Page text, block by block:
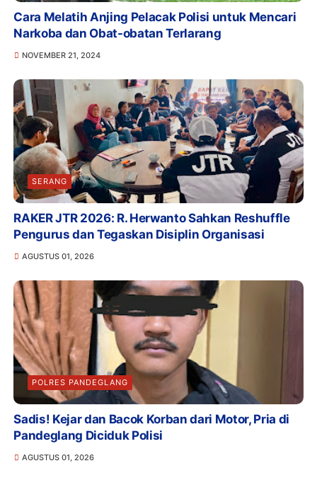
Cara Melatih Anjing Pelacak Polisi untuk Mencari
Narkoba dan Obat-obatan Terlarang
NOVEMBER 21, 2024
SERANG
RAKER JTR 2026: R. Herwanto Sahkan Reshuffle
Pengurus dan Tegaskan Disiplin Organisasi
AGUSTUS 01, 2026
POLRES PANDEGLANG
Sadis! Kejar dan Bacok Korban dari Motor, Pria di
Pandeglang Diciduk Polisi
AGUSTUS 01, 2026